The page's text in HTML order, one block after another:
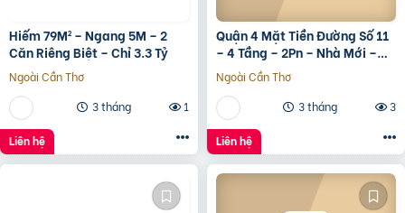
Hiếm 79M² – Ngang 5M – 2
Căn Riêng Biệt – Chỉ 3.3 Tỷ
Ngoài Cần Thơ
3 tháng
1
Liên hệ
Quận 4 Mặt Tiền Đường Số 11
– 4 Tầng – 2Pn – Nhà Mới –
7.35 Tỷ Tl
Ngoài Cần Thơ
3 tháng
3
Liên hệ